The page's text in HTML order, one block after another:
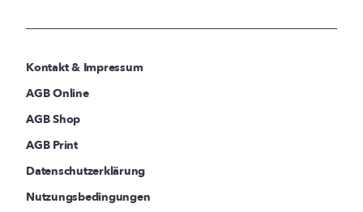
Kontakt & Impressum
AGB Online
AGB Shop
AGB Print
Datenschutzerklärung
Nutzungsbedingungen